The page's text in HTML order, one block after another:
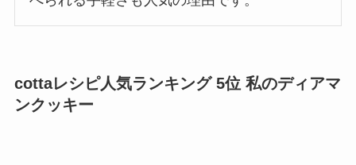
cottaレシピ人気ランキング 5位 私のディアマ
ンクッキー